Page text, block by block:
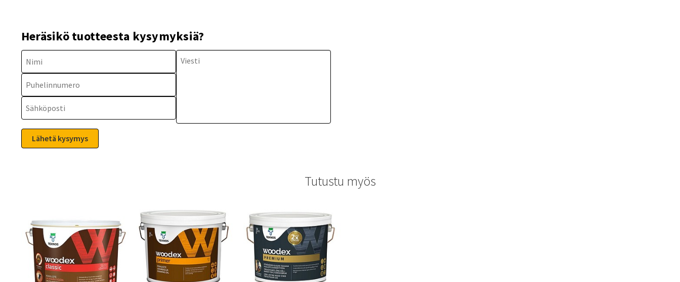
Heräsikö tuotteesta kysymyksiä?
Tutustu myös